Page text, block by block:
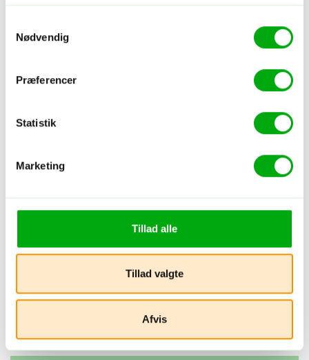
Nødvendig
Præferencer
Statistik
Marketing
Tillad alle
Tillad valgte
Afvis
Rikitikitavi